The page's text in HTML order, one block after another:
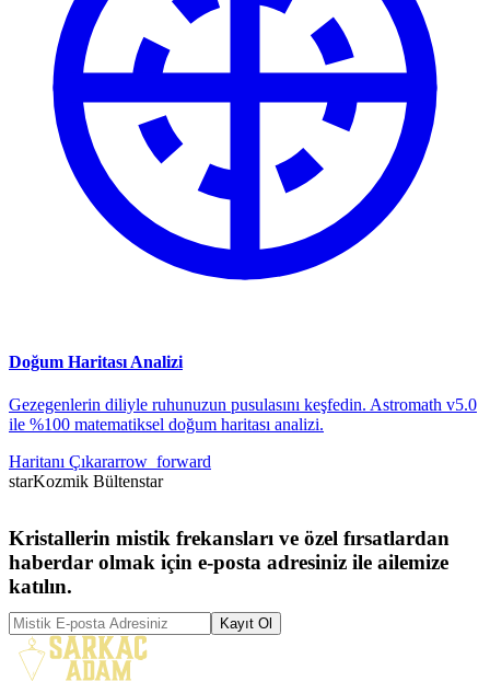
Doğum Haritası Analizi
Gezegenlerin diliyle ruhunuzun pusulasını keşfedin. Astromath v5.0
ile %100 matematiksel doğum haritası analizi.
Haritanı Çıkararrow_forward
starKozmik Bültenstar
Kristallerin mistik frekansları ve özel fırsatlardan
haberdar olmak için e-posta adresiniz ile ailemize
katılın.
Kayıt Ol